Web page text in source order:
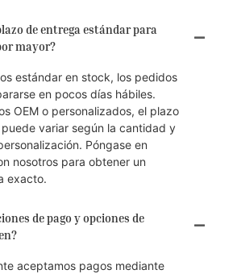
de entrega estándar para
mayor?
estándar en stock, los pedidos
en pocos días hábiles.
OEM o personalizados, el plazo
variar según la cantidad y
Póngase en
nosotros para obtener un
exacto.
de pago y opciones de
aceptamos pagos mediante